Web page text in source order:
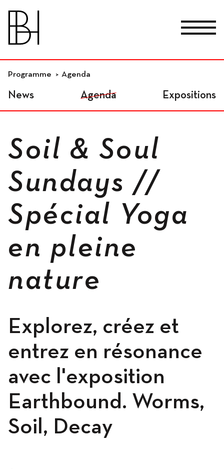
Lieux
Ateliers indépendants
Espaces
Occupation
Résidences
Hébergement
Ateliers
Programme Agenda
News Agenda Expositions
Soil & Soul
Sundays //
Spécial Yoga
en pleine
nature
Explorez, créez et
entrez en résonance
avec l'exposition
Earthbound. Worms,
Soil, Decay